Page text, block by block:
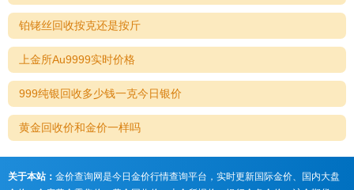
铂铑丝回收按克还是按斤
上金所Au9999实时价格
999纯银回收多少钱一克今日银价
黄金回收价和金价一样吗
关于本站： 金价查询网是今日金价行情查询平台，实时更新国际金价、国内大盘